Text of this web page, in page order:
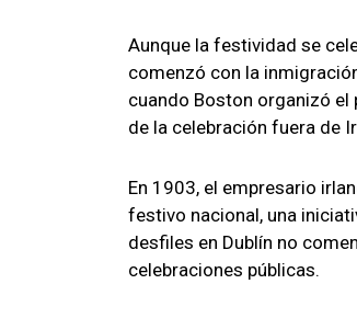
Aunque la festividad se
comenzó con la
cuando Boston organizó el
de la celebración fuera de
En 1903, el empresario
festivo nacional, una
desfiles en Dublín no
celebraciones públicas.